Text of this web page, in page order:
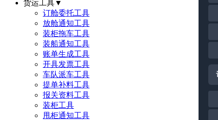
货运工具▼
订舱委托工具
放舱通知工具
装柜拖车工具
装船通知工具
账单生成工具
开具发票工具
车队派车工具
提单补料工具
报关资料工具
装柜工具
甩柜通知工具